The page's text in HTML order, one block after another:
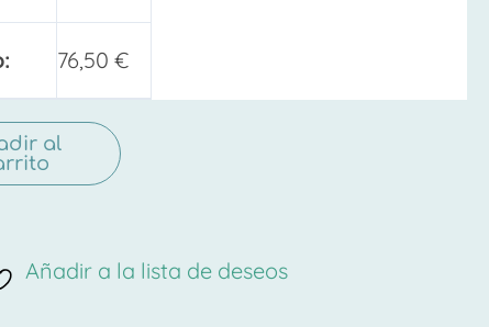
76,50€
al
Añadir a la lista de deseos